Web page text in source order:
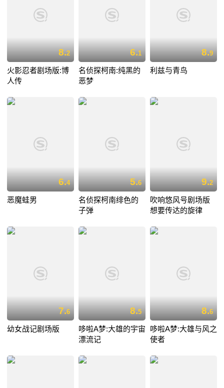
8.2
火影忍者剧场版:博
人传
6.1
名侦探柯南:纯黑的
恶梦
8.9
利兹与青鸟
6.4
恶魔蛙男
5.6
名侦探柯南绯色的
子弹
9.2
吹响悠风号剧场版
想要传达的旋律
7.6
幼女战记剧场版
8.5
哆啦A梦:大雄的宇宙
漂流记
8.6
哆啦A梦:大雄与风之
使者